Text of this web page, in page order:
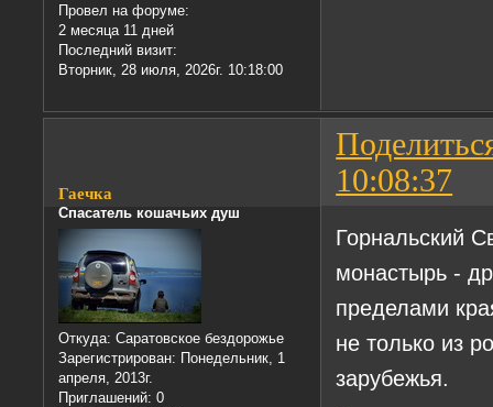
Провел на форуме:
2 месяца 11 дней
Последний визит:
Вторник, 28 июля, 2026г. 10:18:00
10:08:37
Гаечка
Спасатель кошачьих душ
Откуда: Саратовское бездорожье
Зарегистрирован: Понедельник, 1
апреля, 2013г.
Приглашений: 0
Горнальский
монастырь -
пределами
не только из
зарубежья.